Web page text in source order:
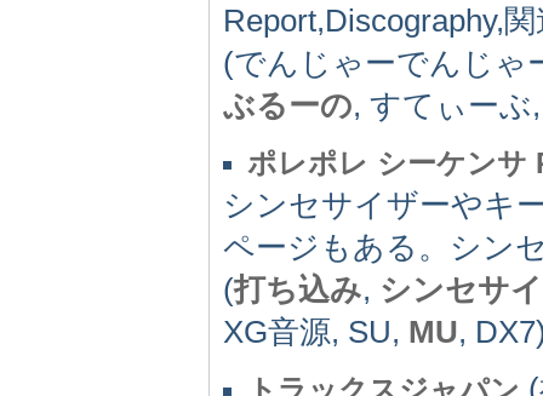
Report,Discography,
(でんじゃーでんじゃ
ぶるーの, すてぃー
ポレポレ シーケンサ
シンセサイザーやキ
ページもある。シン
(打ち込み, シンセサ
XG音源, SU, MU,
トラックスジャパン